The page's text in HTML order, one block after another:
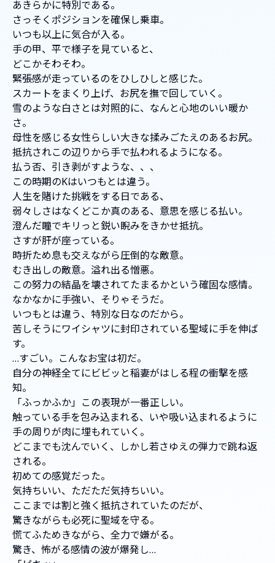
あきらかに特別である。
さっそくポジションを確保し乗車。
いつも以上に気合が入る。
手の甲、平で様子を見ていると、
どこかそわそわ。
緊張感が走っているのをひしひしと感じた。
スカートをまくり上げ、お尻を撫で回していく。
雪のような白さとは対照的に、なんと心地のいい暖か
さ。
母性を感じる女性らしい大きな揉みごたえのあるお尻。
抵抗されこの辺りから手で払われるようになる。
払う否、引き剥がすような、、、
この時期のKはいつもとは違う。
人生を賭けた挑戦をする日である、
弱々しさはなくどこか真のある、意思を感じる払い。
澄んだ瞳でキリっと鋭い睨みをきかせ抵抗。
さすが肝が座っている。
時折ため息も交えながら圧倒的な敵意。
むき出しの敵意。溢れ出る憎悪。
この努力の結晶を壊されてたまるかという確固な感情。
なかなかに手強い、そりゃそうだ。
いつもとは違う、特別な日なのだから。
苦しそうにワイシャツに封印されている聖域に手を伸ば
す。
…すごい。こんなお宝は初だ。
自分の神経全てにビビッと稲妻がはしる程の衝撃を感
知。
「ふっかふか」この表現が一番正しい。
触っている手を包み込まれる、いや吸い込まれるように
手の周りが肉に埋もれていく。
どこまでも沈んでいく、しかし若さゆえの弾力で跳ね返
される。
初めての感覚だった。
気持ちいい、ただただ気持ちいい。
ここまでは割と強く抵抗されていたのだが、
驚きながらも必死に聖域を守る。
慌てふためきながら、全力で嫌がる。
驚き、怖がる感情の波が爆発し…